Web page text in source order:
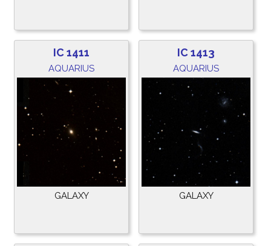
IC 1411
AQUARIUS
GALAXY
IC 1413
AQUARIUS
GALAXY